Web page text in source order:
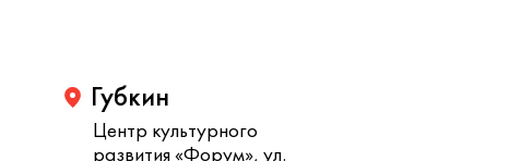
Губкин
Центр культурного
развития «Форум», ул.